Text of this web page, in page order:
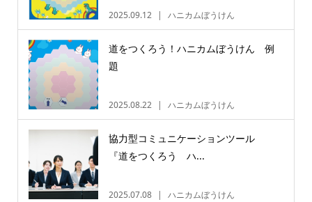
2025.09.12 ハニカムぼうけん
道をつくろう！ハニカムぼうけん 例
題
2025.08.22 ハニカムぼうけん
協力型コミュニケーションツール
『道をつくろう ハ...
2025.07.08 ハニカムぼうけん